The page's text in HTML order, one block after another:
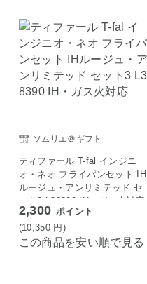
ソムリエ＠ギフト
ティファール T-fal インジニ
オ・ネオ フライパンセット IH
ルージュ・アンリミテッド セ
ット3 L38390 IH・ガス火対応
2,300 ポイント
(10,350 円 )
この商品を安い順で見る